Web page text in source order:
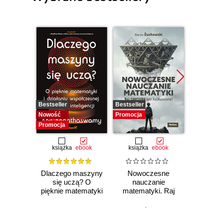
Bestseller
Nowość
Promocja
książka ebook
Dlaczego maszyny
się uczą? O
pięknie matematyki
Bestseller
Promocja
książka ebook
Nowoczesne
nauczanie
matematyki. Raj